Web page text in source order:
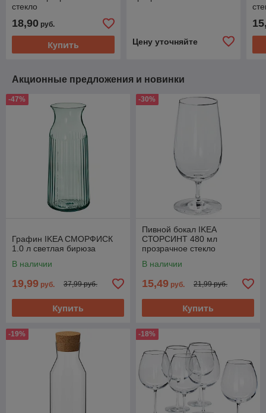
стекло
18,90 руб.
Купить Цену уточняйте
Акционные предложения и новинки
-47%
Графин IKEA СМОРФИСК
1.0 л светлая бирюза
В наличии
19,99 руб. 37,99 руб.
Купить
-30%
Пивной бокал IKEA
СТОРСИНТ 480 мл
прозрачное стекло
В наличии
15,49 руб. 21,99 руб.
Купить
-19% -18%